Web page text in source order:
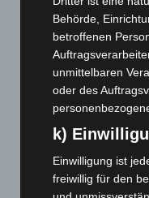
April 2025(88)
März 2025(111)
Februar 2025(96)
Januar 2025(88)
Dezember 2024 (89)
November 2024
(94)
Oktober 2024(93)
Behörde,
betroffenen
unmittelbaren
oder des
k)
Einwilligung ist
freiwillig für den